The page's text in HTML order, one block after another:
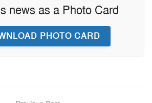
news as a Photo Card
PHOTO CARD